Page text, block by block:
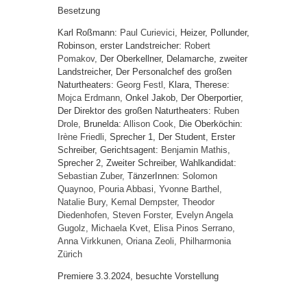
Besetzung
Karl Roßmann: Paul Curievici, Heizer, Pollunder,
Robinson, erster Landstreicher: Robert
Pomakov, Der Oberkellner, Delamarche, zweiter
Landstreicher, Der Personalchef des großen
Naturtheaters: Georg Festl, Klara, Therese:
Mojca Erdmann, Onkel Jakob, Der Oberportier,
Der Direktor des großen Naturtheaters: Ruben
Drole, Brunelda: Allison Cook, Die Oberköchin:
Irène Friedli, Sprecher 1, Der Student, Erster
Schreiber, Gerichtsagent: Benjamin Mathis,
Sprecher 2, Zweiter Schreiber, Wahlkandidat:
Sebastian Zuber, TänzerInnen: Solomon
Quaynoo, Pouria Abbasi, Yvonne Barthel,
Natalie Bury, Kemal Dempster, Theodor
Diedenhofen, Steven Forster, Evelyn Angela
Gugolz, Michaela Kvet, Elisa Pinos Serrano,
Anna Virkkunen, Oriana Zeoli, Philharmonia
Zürich
Premiere 3.3.2024, besuchte Vorstellung